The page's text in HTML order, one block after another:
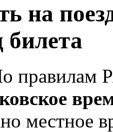
на
билета
правилам
местное